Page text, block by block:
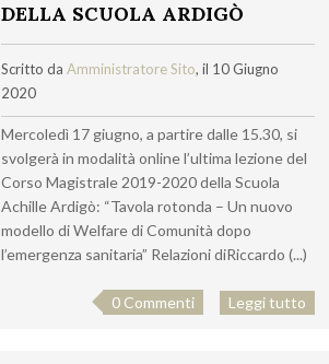
DELLA SCUOLA ARDIGÒ
Scritto da Amministratore Sito, il 10 Giugno
2020
Mercoledì 17 giugno, a partire dalle 15.30, si
svolgerà in modalità online l’ultima lezione del
Corso Magistrale 2019-2020 della Scuola
Achille Ardigò: “Tavola rotonda – Un nuovo
modello di Welfare di Comunità dopo
l’emergenza sanitaria” Relazioni diRiccardo (...)
0 Commenti Leggi tutto